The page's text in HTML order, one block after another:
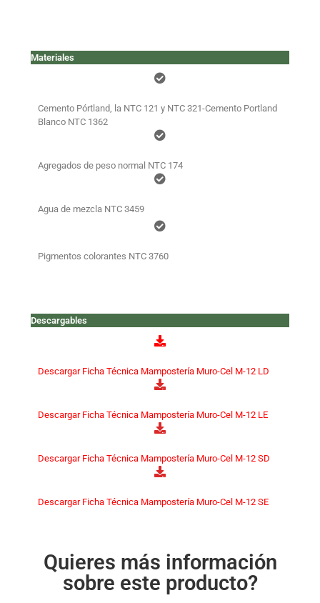
Materiales
Cemento Pórtland, la NTC 121 y NTC 321-Cemento Portland
Blanco NTC 1362
Agregados de peso normal NTC 174
Agua de mezcla NTC 3459
Pigmentos colorantes NTC 3760
Descargables
Descargar Ficha Técnica Mampostería Muro-Cel M-12 LD
Descargar Ficha Técnica Mampostería Muro-Cel M-12 LE
Descargar Ficha Técnica Mampostería Muro-Cel M-12 SD
Descargar Ficha Técnica Mampostería Muro-Cel M-12 SE
Quieres más información
sobre este producto?